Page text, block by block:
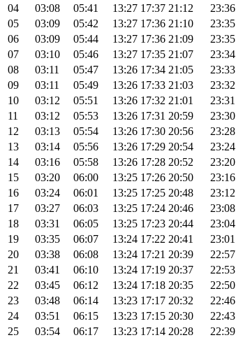
04
03:08 05:41 13:27 17:37 21:12
23:36
05
03:09 05:42 13:27 17:36 21:10
23:35
06
03:09 05:44 13:27 17:36 21:09
23:35
07
03:10 05:46 13:27 17:35 21:07
23:34
08
03:11 05:47 13:26 17:34 21:05
23:33
09
03:11 05:49 13:26 17:33 21:03
23:32
10
03:12 05:51 13:26 17:32 21:01
23:31
11
03:12 05:53 13:26 17:31 20:59
23:30
12
03:13 05:54 13:26 17:30 20:56
23:28
13
03:14 05:56 13:26 17:29 20:54
23:24
14
03:16 05:58 13:26 17:28 20:52
23:20
15
03:20 06:00 13:25 17:26 20:50
23:16
16
03:24 06:01 13:25 17:25 20:48
23:12
17
03:27 06:03 13:25 17:24 20:46
23:08
18
03:31 06:05 13:25 17:23 20:44
23:04
19
03:35 06:07 13:24 17:22 20:41
23:01
20
03:38 06:08 13:24 17:21 20:39
22:57
21
03:41 06:10 13:24 17:19 20:37
22:53
22
03:45 06:12 13:24 17:18 20:35
22:50
23
03:48 06:14 13:23 17:17 20:32
22:46
24
03:51 06:15 13:23 17:15 20:30
22:43
25
03:54 06:17 13:23 17:14 20:28
22:39